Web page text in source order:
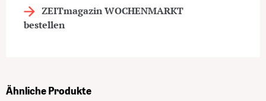
bestellen
Ähnliche Produkte